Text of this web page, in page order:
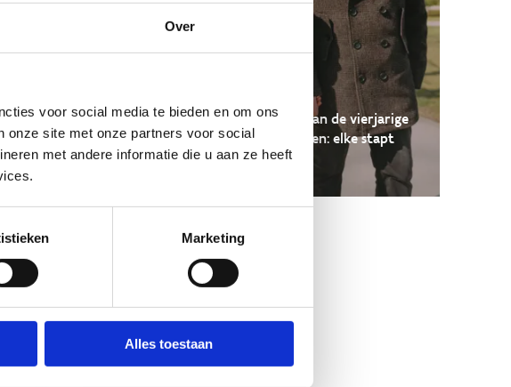
Over
voor social media te bieden en om ons
onze site met onze partners voor social
met andere informatie die u aan ze heeft
Marketing
Alles toestaan
in de
Doe met jouw gemeente mee aan de vierjarige
beweegcampagne ’10.000 stappen: elke stapt
telt!’.